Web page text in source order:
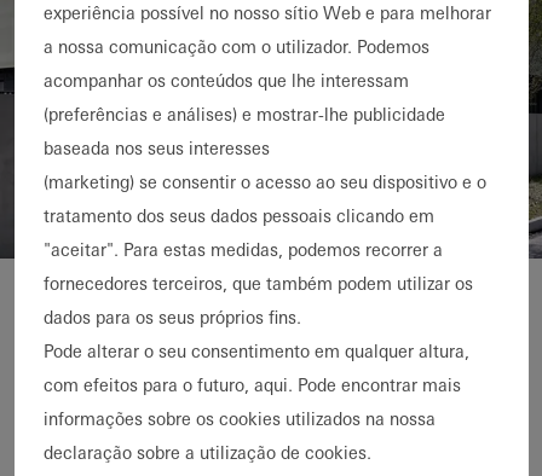
Operational Center
Detalhes da referência
Áreas de
produtos
Fachadas
Sistemas Schüco FACID 65
experiência possível no nosso sítio Web e para melhorar
a nossa comunicação com o utilizador. Podemos
acompanhar os conteúdos que lhe interessam
(preferências e análises) e mostrar-lhe publicidade
baseada nos seus interesses
(marketing) se consentir o acesso ao seu dispositivo e o
tratamento dos seus dados pessoais clicando em
"aceitar". Para estas medidas, podemos recorrer a
fornecedores terceiros, que também podem utilizar os
dados para os seus próprios fins.
Pode alterar o seu consentimento em qualquer altura,
com efeitos para o futuro, aqui. Pode encontrar mais
informações sobre os cookies utilizados na nossa
declaração sobre a utilização de cookies.